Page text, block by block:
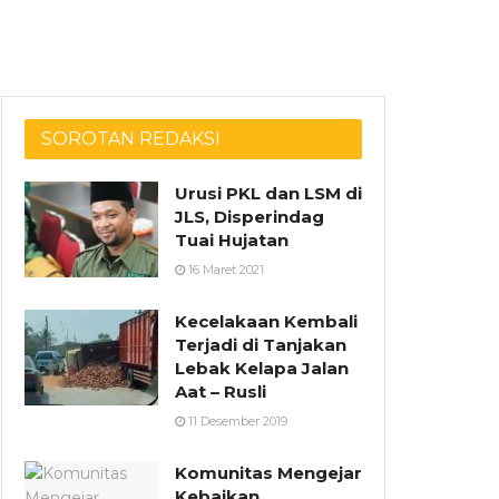
SOROTAN REDAKSI
Urusi PKL dan LSM di
JLS, Disperindag
Tuai Hujatan
16 Maret 2021
Kecelakaan Kembali
Terjadi di Tanjakan
Lebak Kelapa Jalan
Aat – Rusli
11 Desember 2019
Komunitas Mengejar